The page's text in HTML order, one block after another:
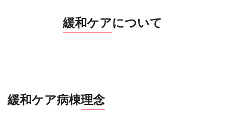
緩和ケアについて
緩和ケア病棟理念